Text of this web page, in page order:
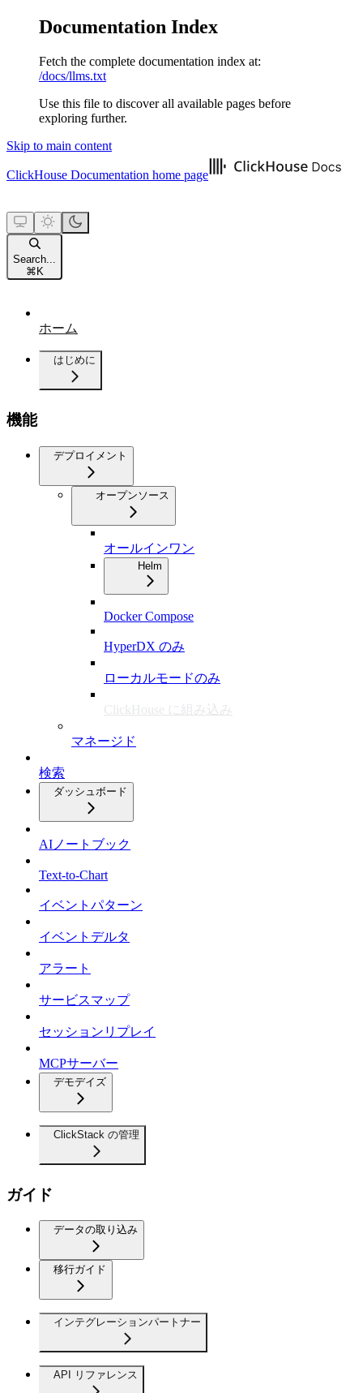
Documentation Index
Fetch the complete documentation index at:
/docs/llms.txt
Use this file to discover all available pages before
exploring further.
Skip to main content
ClickHouse Documentation home page
Search...
⌘ K
ホーム
はじめに
機能
デプロイメント
オープンソース
オールインワン
Helm
Docker Compose
HyperDX のみ
ローカルモードのみ
ClickHouse に組み込み
マネージド
検索
ダッシュボード
AIノートブック
Text-to-Chart
イベントパターン
イベントデルタ
アラート
サービスマップ
セッションリプレイ
MCPサーバー
デモデイズ
ClickStack の管理
ガイド
データの取り込み
移行ガイド
インテグレーションパートナー
API リファレンス